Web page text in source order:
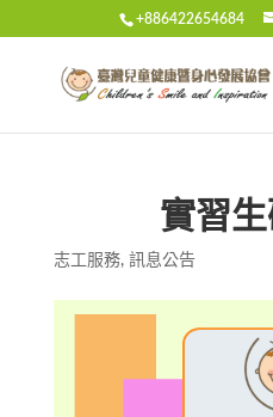
+886422654684
實習
志工服務, 訊息公告